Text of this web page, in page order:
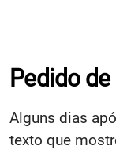
Pedido
Alguns dias
texto que